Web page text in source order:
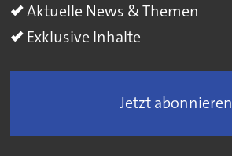
Aktuelle News & Themen
Exklusive Inhalte
Jetzt abonnieren